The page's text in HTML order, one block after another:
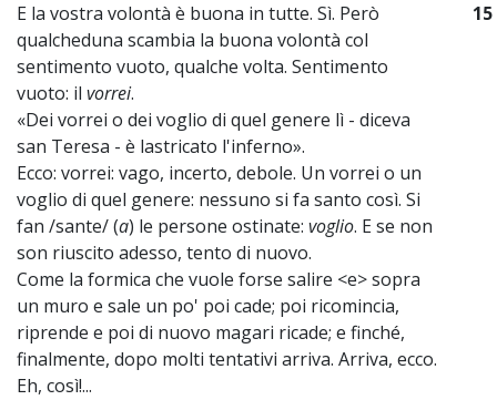
E la vostra volontà è buona in tutte. Sì. Però
qualcheduna scambia la buona volontà col
sentimento vuoto, qualche volta. Sentimento
vuoto: il vorrei.
«Dei vorrei o dei voglio di quel genere lì - diceva
san Teresa - è lastricato l'inferno».
Ecco: vorrei: vago, incerto, debole. Un vorrei o un
voglio di quel genere: nessuno si fa santo così. Si
fan /sante/ (a) le persone ostinate: voglio. E se non
son riuscito adesso, tento di nuovo.
Come la formica che vuole forse salire <e> sopra
un muro e sale un po' poi cade; poi ricomincia,
riprende e poi di nuovo magari ricade; e finché,
finalmente, dopo molti tentativi arriva. Arriva, ecco.
Eh, così!...
15